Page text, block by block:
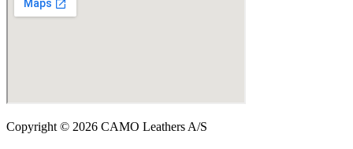
Copyright © 2026 CAMO Leathers A/S